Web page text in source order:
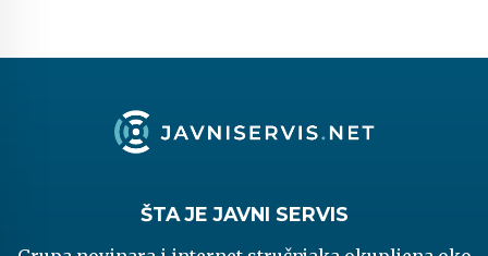
ŠTA JE JAVNI SERVIS